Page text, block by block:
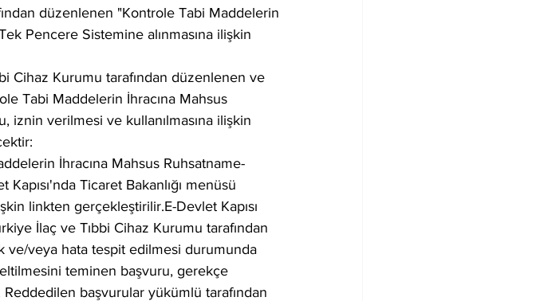
düzenlenen "Kontrole Tabi Maddelerin
Pencere Sistemine alınmasına ilişkin
Cihaz Kurumu tarafından düzenlenen ve
Tabi Maddelerin İhracına Mahsus
iznin verilmesi ve kullanılmasına ilişkin
İhracına Mahsus Ruhsatname-
Ticaret Bakanlığı menüsü
linkten gerçekleştirilir.E-Devlet Kapısı
İlaç ve Tıbbi Cihaz Kurumu tarafından
veya hata tespit edilmesi durumunda
teminen başvuru, gerekçe
başvurular yükümlü tarafından